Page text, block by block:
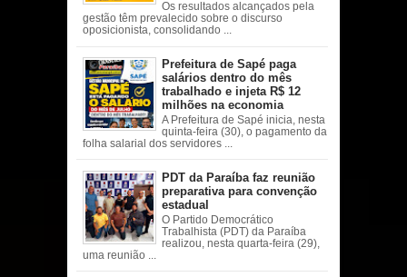
Os resultados alcançados pela
gestão têm prevalecido sobre o discurso
oposicionista, consolidando ...
Prefeitura de Sapé paga
salários dentro do mês
trabalhado e injeta R$ 12
milhões na economia
A Prefeitura de Sapé inicia, nesta
quinta-feira (30), o pagamento da
folha salarial dos servidores ...
PDT da Paraíba faz reunião
preparativa para convenção
estadual
O Partido Democrático
Trabalhista (PDT) da Paraíba
realizou, nesta quarta-feira (29),
uma reunião ...